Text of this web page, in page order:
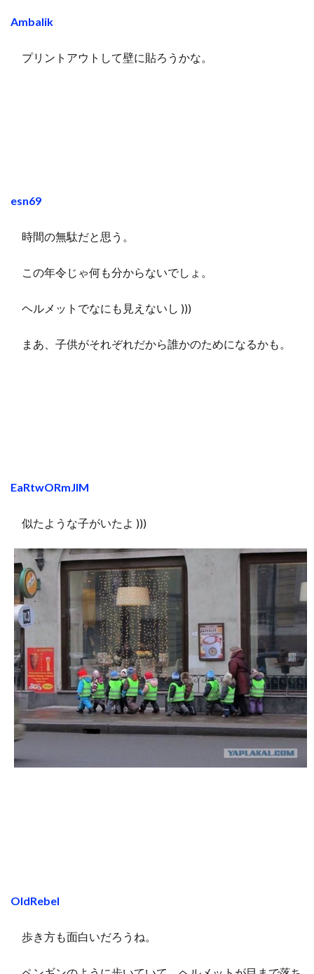
Ambalik
プリントアウトして壁に貼ろうかな。
esn69
時間の無駄だと思う。
この年令じゃ何も分からないでしょ。
ヘルメットでなにも見えないし )))
まあ、子供がそれぞれだから誰かのためになるかも。
EaRtwORmJIM
似たような子がいたよ )))
OldRebel
歩き方も面白いだろうね。